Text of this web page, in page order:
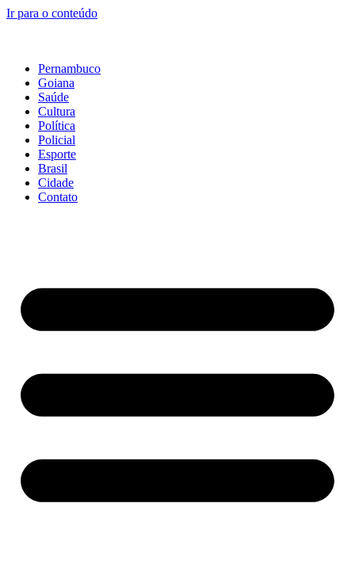
Ir para o conteúdo
Pernambuco
Goiana
Saúde
Cultura
Política
Policial
Esporte
Brasil
Cidade
Contato